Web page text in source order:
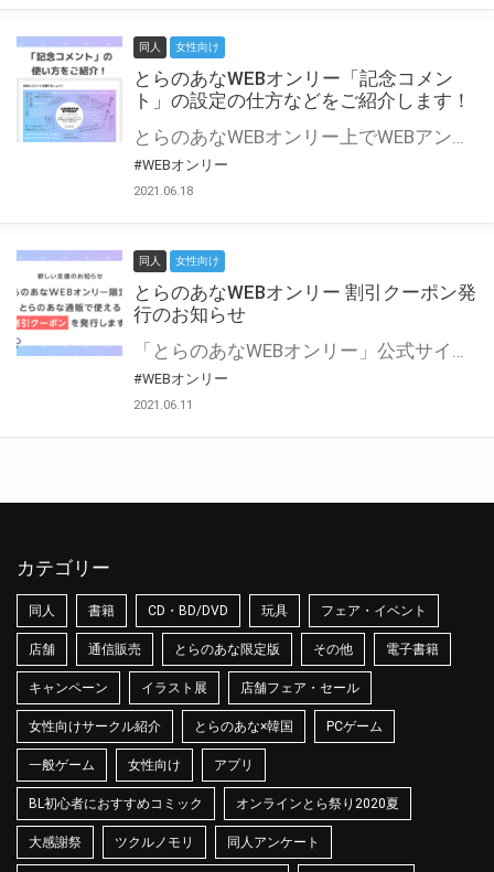
同人 女性向け
とらのあなWEBオンリー「記念コメン
ト」の設定の仕方などをご紹介します！
とらのあなWEBオンリー上でWEBアンソロジーが作成できる「記念コメント」について、その使い方や作成手順を解説します！ 支援タイプを「サークル参加型」「サークル参加型・マルシェ(イベント会場)機能付き」でお申し込みいただいている主催者様はぜひご活用ください♪ とらのあなWEBオンリーサイトはこちら
#WEBオンリー
2021.06.18
同人 女性向け
とらのあなWEBオンリー 割引クーポン発
行のお知らせ
「とらのあなWEBオンリー」公式サイトでとらのあな通販の「割引クーポン」を配布中！ イベントごとに開催当日限定で使える割引クーポンのシリアルコードを発行します。 とらのあなWEBオンリーのページをチェックして、イベント当日にお得にお買い物を楽しみましょう♪ ※本キャンペーンは予告なく終了する場合がございます。 とらのあなWEBオンリーサイトはこちら
#WEBオンリー
2021.06.11
カテゴリー
同人 書籍 CD・BD/DVD 玩具 フェア・イベント
店舗 通信販売 とらのあな限定版 その他 電子書籍
キャンペーン イラスト展 店舗フェア・セール
女性向けサークル紹介 とらのあな×韓国 PCゲーム
一般ゲーム 女性向け アプリ
BL初心者におすすめコミック オンラインとら祭り2020夏
大感謝祭 ツクルノモリ 同人アンケート